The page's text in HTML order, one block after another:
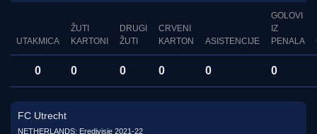
UTAKMICA
ŽUTI
KARTONI
DRUGI
ŽUTI
CRVENI
KARTON
ASISTENCIJE
GOLOVI
IZ
PENALA
0 0 0 0 0 0
FC Utrecht
NETHERLANDS: Eredivisie 2021-22